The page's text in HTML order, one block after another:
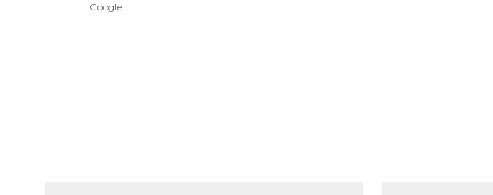
Google.